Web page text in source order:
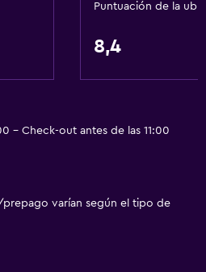
Puntuación de la
8,4
- Check-out antes de las 11:00
varían según el tipo de